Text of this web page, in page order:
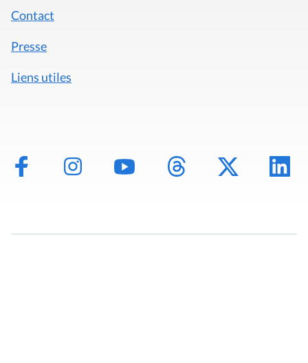
Contact
Presse
Liens utiles